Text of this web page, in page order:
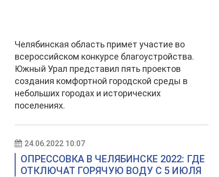
Челябинская область примет участие во
всероссийском конкурсе благоустройства.
Южный Урал представил пять проектов
создания комфортной городской среды в
небольших городах и исторических
поселениях.
24.06.2022 10:07
ОПРЕССОВКА В ЧЕЛЯБИНСКЕ 2022: ГДЕ
ОТКЛЮЧАТ ГОРЯЧУЮ ВОДУ С 5 ИЮЛЯ